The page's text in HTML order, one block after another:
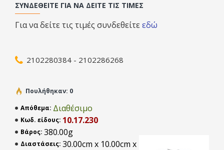
ΣΥΝΔΕΘΕΊΤΕ ΓΙΑ ΝΑ ΔΕΊΤΕ ΤΙΣ ΤΙΜΈΣ
Για να δείτε τις τιμές συνδεθείτεεδώ
2102280384 - 2102286268
Απόθεμα: Διαθέσιμο
Κωδ. είδους: 10.17.230
Βάρος: 380.00g
Διαστάσεις: 30.00cm x 10.00cm x 4.00cm
Πουλήθηκαν: 0